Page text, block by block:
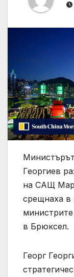
Георгиев
на САЩ
срещнаха в
в Брюксел.
Георг